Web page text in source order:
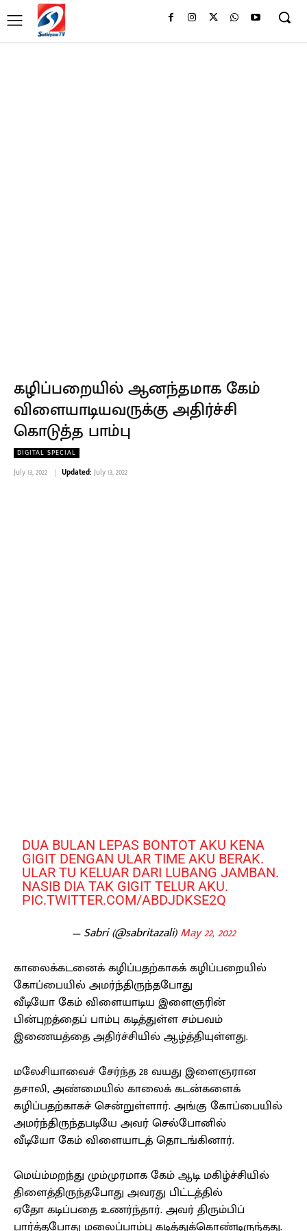
கழிப்பறையில் ஆனந்தமாக கேம்
விளையாடியவருக்கு அதிர்ச்சி
கொடுத்த பாம்பு
DIGITAL SPECIAL
July 13, 2022 Updated: July 13, 2022
DUA BULAN LEPAS BONTOT AKU KENA
GIGIT DENGAN ULAR TIME AKU BERAK.
ULAR TU KELUAR DARI LUBANG JAMBAN.
NASIB DIA TAK GIGIT TELUR AKU.
PIC.TWITTER.COM/ABDJDKSE2Q
— Sabri (@sabritazali)May 22, 2022
காலைக்கடனைக் கழிப்பதற்காகக் கழிப்பறையில்
கோப்பையில் அமர்ந்திருந்தபோது
வீடியோ கேம் விளையாடிய இளைஞரின்
பின்புறத்தைப் பாம்பு கடித்துள்ள சம்பவம்
இணையத்தை அதிர்ச்சியில் ஆழ்த்தியுள்ளது.
மலேசியாவைச் சேர்ந்த 28 வயது இளைஞரான
தசாலி, அண்மையில் காலைக் கடன்களைக்
கழிப்பதற்காகச் சென்றுள்ளார். அங்கு கோப்பையில்
அமர்ந்திருந்தபடியே அவர் செல்போனில்
வீடியோ கேம் விளையாடத் தொடங்கினார்.
மெய்ம்மறந்து மும்முரமாக கேம் ஆடி மகிழ்ச்சியில்
திளைத்திருந்தபோது அவரது பிட்டத்தில்
ஏதோ கடிப்பதை உணர்ந்தார். அவர் திரும்பிப்